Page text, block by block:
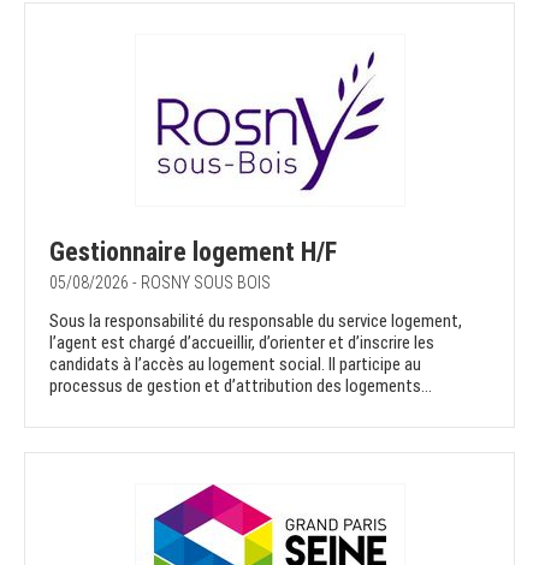
Gestionnaire logement H/F
05/08/2026 - ROSNY SOUS BOIS
Sous la responsabilité du responsable du service logement,
l’agent est chargé d’accueillir, d’orienter et d’inscrire les
candidats à l’accès au logement social. Il participe au
processus de gestion et d’attribution des logements...